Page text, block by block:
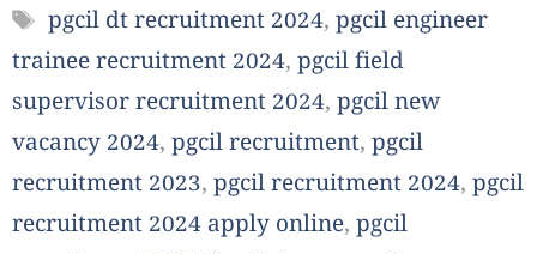
Tags
pgcil dt recruitment 2024,pgcil engineer
trainee recruitment 2024, pgcil field
supervisor recruitment 2024, pgcil new
vacancy 2024, pgcil recruitment, pgcil
recruitment 2023, pgcil recruitment 2024, pgcil
recruitment 2024 apply online, pgcil